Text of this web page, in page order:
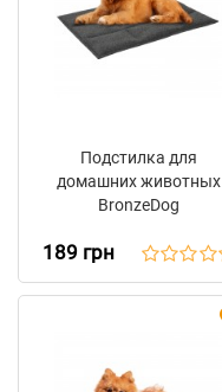
Подстилка для
домашних животных
BronzeDog
189 грн